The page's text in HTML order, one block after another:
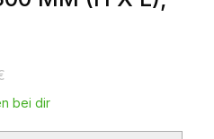
bei dir